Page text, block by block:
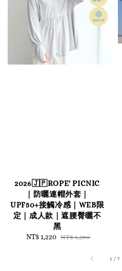
2026🇯🇵ROPE' PICNIC
｜防曬連帽外套｜
UPF50+接觸冷感｜WEB限
定｜成人款｜遮腰臀曬不
黑
Sale
NT$ 1,220 Regular
NT$ 1,290
1 /7